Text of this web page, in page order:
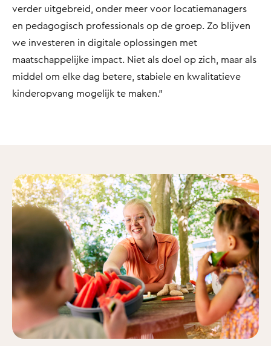
verder uitgebreid, onder meer voor locatiemanagers
en pedagogisch professionals op de groep. Zo blijven
we investeren in digitale oplossingen met
maatschappelijke impact. Niet als doel op zich, maar als
middel om elke dag betere, stabiele en kwalitatieve
kinderopvang mogelijk te maken.”